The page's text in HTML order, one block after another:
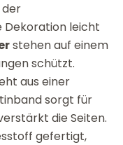
der
Dekoration leicht
stehen auf einem
schützt.
aus einer
sorgt für
die Seiten.
gefertigt,